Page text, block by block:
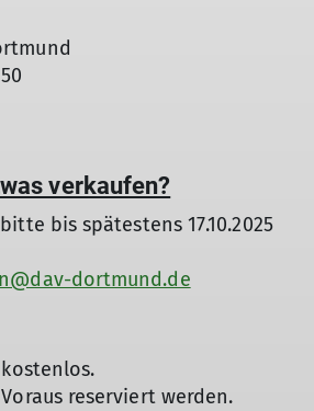
verkaufen?
bis spätestens 17.10.2025
dortmund.de
reserviert werden.